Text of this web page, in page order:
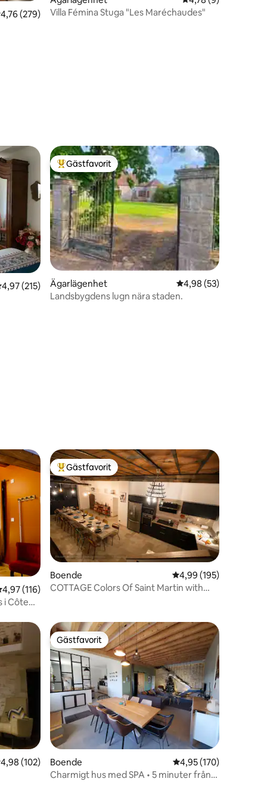
av 5 i genomsnittligt betyg, 279 omdömen
4,76 (279)
Villa Fémina Stuga "Les Maréchaudes"
av 5 i genomsnittligt betyg, 215 omdömen
4,97 (215)
Populär gästfavorit
Gästfavorit
Ägarlägenhet 4,98 av 5 i
4,98 (53)
Landsbygdens lugn nära staden.
av 5 i genomsnittligt betyg, 116 omdömen
4,97 (116)
i Côte
Populär gästfavorit
Gästfavorit
Boende 4,99 av 5 i
4,99 (195)
COTTAGE Colors Of Saint Martin with
av 5 i genomsnittligt betyg, 102 omdömen
4,98 (102)
Gästfavorit
Gästfavorit
Boende 4,95 av 5 i
4,95 (170)
Charmigt hus med SPA • 5 minuter från